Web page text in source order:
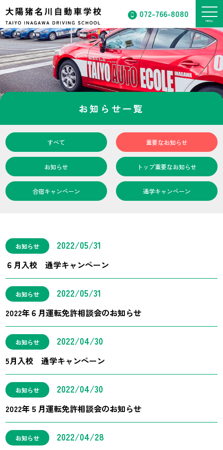
072-766-8080
お知らせ一覧
すべて 重要なお知らせ
お知らせ トップ重要なお知らせ
合宿キャンペーン 通学キャンペーン
お知らせ 2022/05/31
６月入校 通学キャンペーン
お知らせ 2022/05/31
2022年６月運転免許相談会のお知らせ
お知らせ 2022/04/30
5月入校 通学キャンペーン
お知らせ 2022/04/30
2022年５月運転免許相談会のお知らせ
お知らせ 2022/04/28